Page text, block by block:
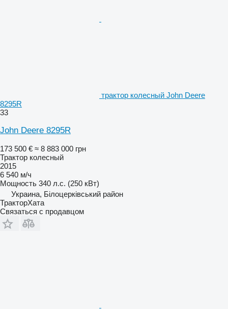
трактор колесный John Deere
8295R
33
John Deere 8295R
173 500 € ≈ 8 883 000 грн
Трактор колесный
2015
6 540 м/ч
Мощность 340 л.с. (250 кВт)
Украина, Білоцерківський район
ТракторХата
Связаться с продавцом